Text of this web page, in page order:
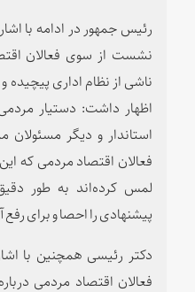
رئیس جمهور در ادامه با
نشست از سوی فعالان
ناشی از نظام اداری پیچیده
اظهار داشت: دستیار
استاندار و دیگر
فعالان اقتصاد مردمی که
لمس کرده‌اند به طور
پیشنهادی را احصا و برای رفع
دکتر رئیسی همچنین با